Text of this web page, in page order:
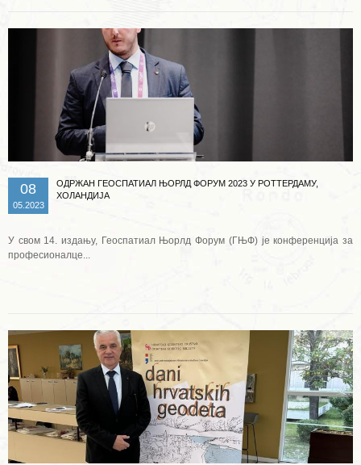
08
05.2023
ОДРЖАН ГЕОСПАТИАЛ ЊОРЛД ФОРУМ 2023 У РОТТЕРДАМУ,
ХОЛАНДИЈА
У свом 14. издању, Геоспатиал Њорлд Форум (ГЊФ) је конференција за
професионалце...